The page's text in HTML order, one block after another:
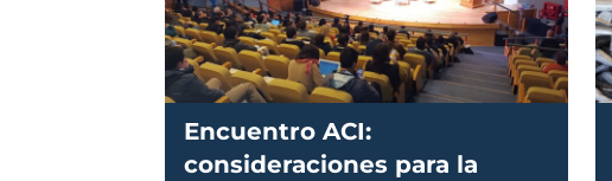
Encuentro ACI:
consideraciones para la